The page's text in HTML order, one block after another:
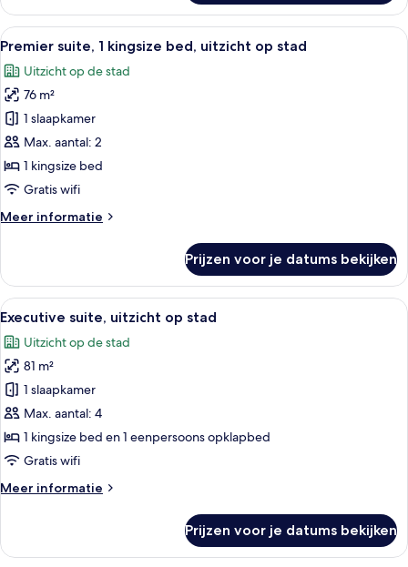
laden
studio
suite,
1
bed,
uitzicht
op
stad
Alle
foto's
voor
Premier
suite,
1
kingsize
bed,
op
Een moderne slaapkamer met een
6
Premier suite, 1 kingsize bed, uitzicht op stad
Uitzicht op de stad
76 m²
1 slaapkamer
Max. aantal: 2
1 kingsize bed
Gratis wifi
Meer informatie
Meer
suite,
kingsize
uitzicht
op
stad
Prijzen voor je datums bekijken
Alle
foto's
voor
Executive
suite,
uitzicht
op
stad
Een moderne hotelkamer met een
9
Executive suite, uitzicht op stad
Uitzicht op de stad
81 m²
1 slaapkamer
Max. aantal: 4
1 kingsize bed en 1 eenpersoons opklapbed
Gratis wifi
Meer informatie
Meer
suite,
Prijzen voor je datums bekijken